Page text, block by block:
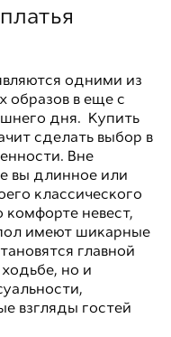
одними из
образов в еще с
дня. Купить
сделать выбор в
Вне
вы длинное или
классического
невест,
имеют шикарные
главной
но и
взгляды гостей